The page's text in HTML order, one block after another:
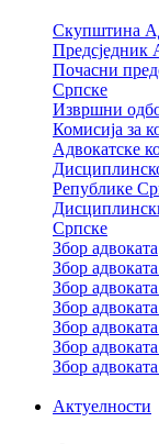
Скупштина
Предсједник
Почасни
Српске
Извршни
Комисија за
Адвокатске
Републике
Српске
Збор адвоката
Збор
Збор
Збор
Збор
Збор
Збор
Актуелности